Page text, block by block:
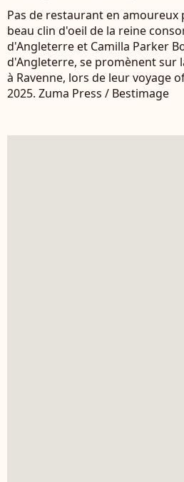
Pas de restaurant en amoureux
beau clin d'oeil de la reine
d'Angleterre et Camilla Parker
d'Angleterre, se promènent sur
à Ravenne, lors de leur voyage
2025. Zuma Press / Bestimage